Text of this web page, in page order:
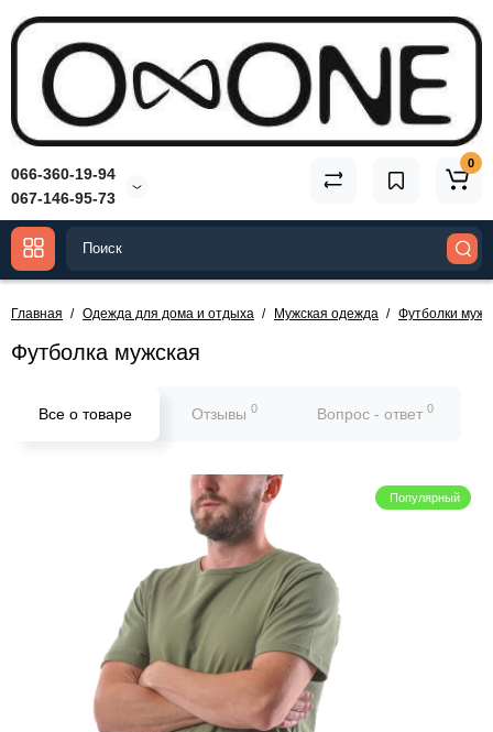
066-360-19-94
067-146-95-73
0
Главная Одежда для дома и отдыха Мужская одежда Футболки
Футболка мужская
Все о товаре Отзывы 0 Вопрос - ответ 0
Популярный